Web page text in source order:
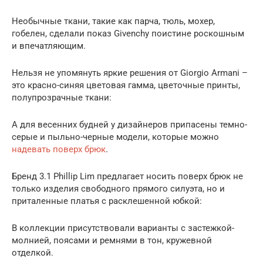
Необычные ткани, такие как парча, тюль, мохер,
гобелен, сделали показ Givenchy поистине роскошным
и впечатляющим.
Нельзя не упомянуть яркие решения от Giorgio Armani –
это красно-синяя цветовая гамма, цветочные принты,
полупрозрачные ткани:
А для весенних будней у дизайнеров припасены темно-
серые и пыльно-черные модели, которые можно
надевать поверх брюк.
Бренд 3.1 Phillip Lim предлагает носить поверх брюк не
только изделия свободного прямого силуэта, но и
приталенные платья с расклешенной юбкой:
В коллекции присутствовали варианты с застежкой-
молнией, поясами и ремнями в тон, кружевной
отделкой.